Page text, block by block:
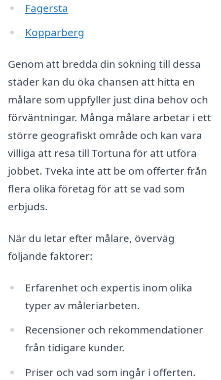
Fagersta
Kopparberg
Genom att bredda din sökning till dessa
städer kan du öka chansen att hitta en
målare som uppfyller just dina behov och
förväntningar. Många målare arbetar i ett
större geografiskt område och kan vara
villiga att resa till Tortuna för att utföra
jobbet. Tveka inte att be om offerter från
flera olika företag för att se vad som
erbjuds.
När du letar efter målare, överväg
följande faktorer:
Erfarenhet och expertis inom olika
typer av måleriarbeten.
Recensioner och rekommendationer
från tidigare kunder.
Priser och vad som ingår i offerten.